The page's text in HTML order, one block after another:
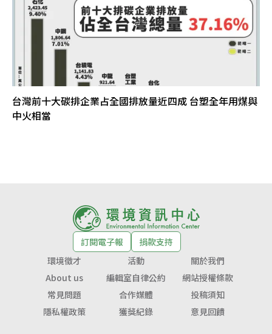
台灣前十大碳排企業占全國排放量近四成 台塑全年用煤與
中火相當
訂閱電子報
捐款支持
環境徵才
活動
關於我們
About us
編輯室自律公約
網站授權條款
常見問題
合作媒體
投稿須知
隱私權政策
獲獎紀錄 意見回饋